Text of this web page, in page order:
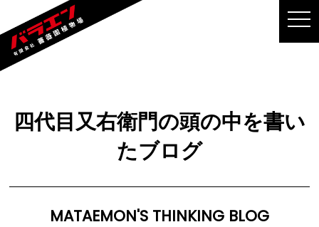
四代目又右衛門の頭の中を書い
たブログ
MATAEMON'S THINKING BLOG